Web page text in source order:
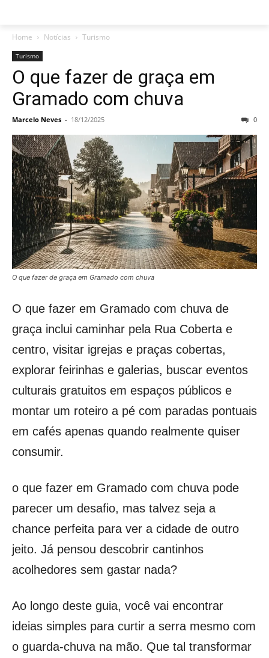
Home Notícias Turismo
Turismo
O que fazer de graça em
Gramado com chuva
Marcelo Neves - 18/12/2025 0
O que fazer de graça em Gramado com chuva
O que fazer em Gramado com chuva de
graça inclui caminhar pela Rua Coberta e
centro, visitar igrejas e praças cobertas,
explorar feirinhas e galerias, buscar eventos
culturais gratuitos em espaços públicos e
montar um roteiro a pé com paradas pontuais
em cafés apenas quando realmente quiser
consumir.
o que fazer em Gramado com chuva pode
parecer um desafio, mas talvez seja a
chance perfeita para ver a cidade de outro
jeito. Já pensou descobrir cantinhos
acolhedores sem gastar nada?
Ao longo deste guia, você vai encontrar
ideias simples para curtir a serra mesmo com
o guarda-chuva na mão. Que tal transformar